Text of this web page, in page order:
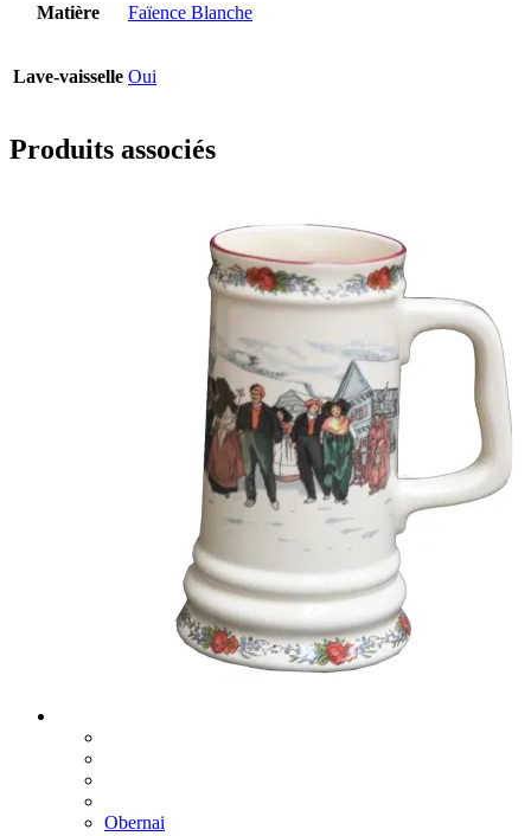
Matière Faïence Blanche
Lave-vaisselle Oui
Produits associés
Obernai